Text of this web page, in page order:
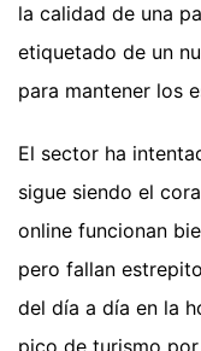
la calidad de una
etiquetado de un
para mantener los
El sector ha
sigue siendo el
online funcionan
pero fallan
del día a día en la